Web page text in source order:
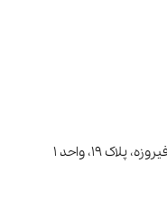
19، واحد 1